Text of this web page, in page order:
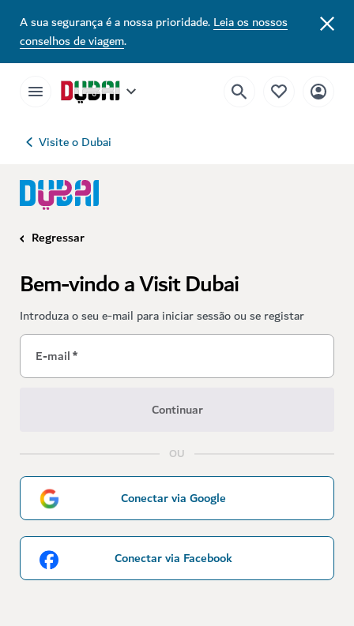
A sua segurança é a nossa prioridade.Leia os nossos
conselhos de viagem.
Visite o Dubai
Regressar
Bem-vindo a Visit Dubai
Introduza o seu e-mail para iniciar sessão ou se registar
E-mail*
Continuar
OU
Conectar via Google
Conectar via Facebook